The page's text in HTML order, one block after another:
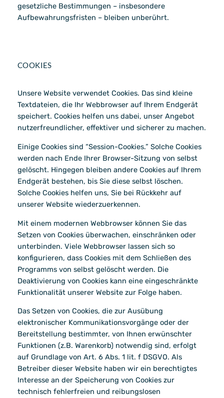
gesetzliche Bestimmungen – insbesondere
Aufbewahrungsfristen – bleiben unberührt.
COOKIES
Unsere Website verwendet Cookies. Das sind kleine
Textdateien, die Ihr Webbrowser auf Ihrem Endgerät
speichert. Cookies helfen uns dabei, unser Angebot
nutzerfreundlicher, effektiver und sicherer zu machen.
Einige Cookies sind “Session-Cookies.” Solche Cookies
werden nach Ende Ihrer Browser-Sitzung von selbst
gelöscht. Hingegen bleiben andere Cookies auf Ihrem
Endgerät bestehen, bis Sie diese selbst löschen.
Solche Cookies helfen uns, Sie bei Rückkehr auf
unserer Website wiederzuerkennen.
Mit einem modernen Webbrowser können Sie das
Setzen von Cookies überwachen, einschränken oder
unterbinden. Viele Webbrowser lassen sich so
konfigurieren, dass Cookies mit dem Schließen des
Programms von selbst gelöscht werden. Die
Deaktivierung von Cookies kann eine eingeschränkte
Funktionalität unserer Website zur Folge haben.
Das Setzen von Cookies, die zur Ausübung
elektronischer Kommunikationsvorgänge oder der
Bereitstellung bestimmter, von Ihnen erwünschter
Funktionen (z.B. Warenkorb) notwendig sind, erfolgt
auf Grundlage von Art. 6 Abs. 1 lit. f DSGVO. Als
Betreiber dieser Website haben wir ein berechtigtes
Interesse an der Speicherung von Cookies zur
technisch fehlerfreien und reibungslosen